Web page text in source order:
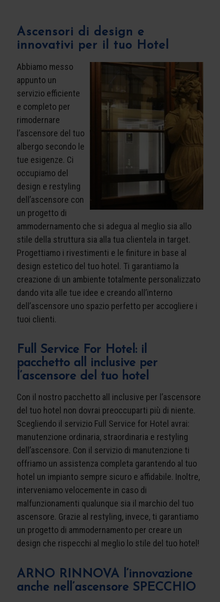
Ascensori di design e
innovativi per il tuo Hotel
Abbiamo messo
appunto un
servizio efficiente
e completo per
rimodernare
l’ascensore del tuo
albergo secondo le
tue esigenze. Ci
occupiamo del
design e restyling
dell’ascensore con
un progetto di
ammodernamento che si adegua al meglio sia allo
stile della struttura sia alla tua clientela in target.
Progettiamo i rivestimenti e le finiture in base al
design estetico del tuo hotel. Ti garantiamo la
creazione di un ambiente totalmente personalizzato
dando vita alle tue idee e creando all’interno
dell’ascensore uno spazio perfetto per accogliere i
tuoi clienti.
Full Service For Hotel: il
pacchetto all inclusive per
l’ascensore del tuo hotel
Con il nostro pacchetto all inclusive per l’ascensore
del tuo hotel non dovrai preoccuparti più di niente.
Scegliendo il servizio Full Service for Hotel avrai:
manutenzione ordinaria, straordinaria e restyling
dell’ascensore. Con il servizio di manutenzione ti
offriamo un assistenza completa garantendo al tuo
hotel un impianto sempre sicuro e affidabile. Inoltre,
interveniamo velocemente in caso di
malfunzionamenti qualunque sia il marchio del tuo
ascensore. Grazie al restyling, invece, ti garantiamo
un progetto di ammodernamento per creare un
design che rispecchi al meglio lo stile del tuo hotel!
ARNO RINNOVA l’innovazione
anche nell’ascensore SPECCHIO